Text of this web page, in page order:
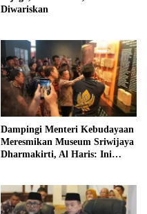
Diwariskan
Dampingi Menteri Kebudayaan
Meresmikan Museum Sriwijaya
Dharmakirti, Al Haris: Ini